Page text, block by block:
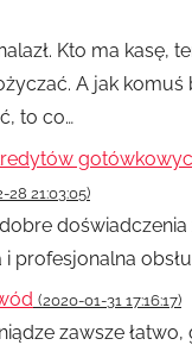
Kto ma kasę,
A jak komuś
to co…
28 21:03:05)
doświadczenia
i profesjonalna
(2020-01-31 17:16:17)
zawsze łatwo,